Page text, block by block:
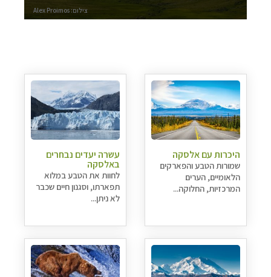
צילום: Alex Proimos
היכרות עם אלסקה
שמורות הטבע והפארקים
הלאומיים, הערים
המרכזיות, החלוקה...
עשרה יעדים נבחרים
באלסקה
לחוות את הטבע במלוא
תפארתו, וסגנון חיים שכבר
לא ניתן...